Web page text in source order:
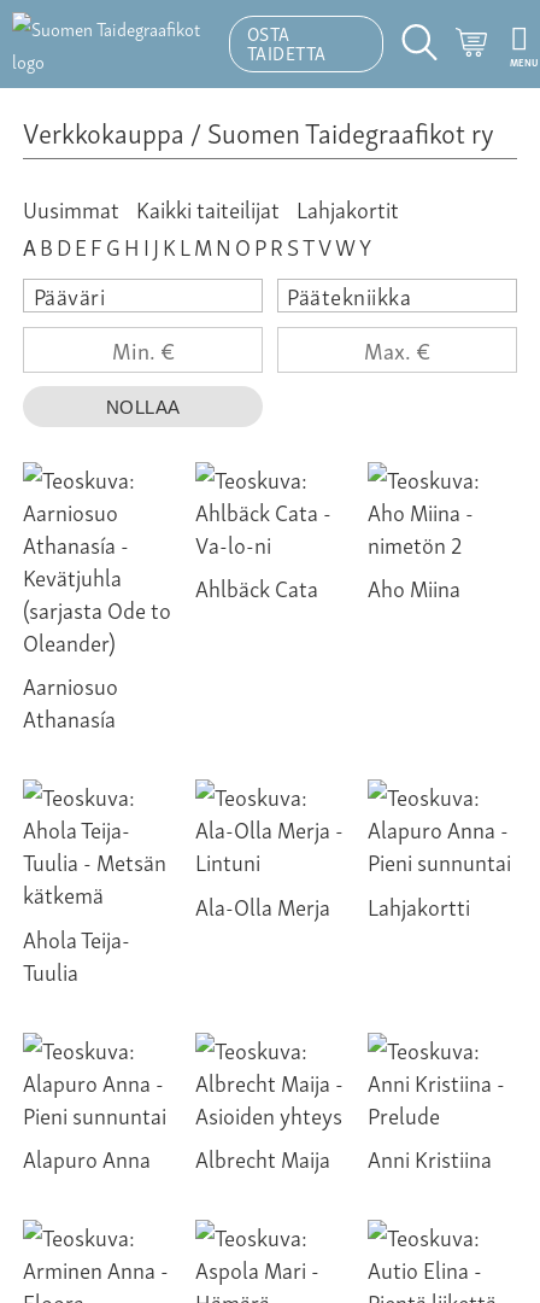
OSTA
TAIDETTA
Hakutoiminto
MENU
Verkkokauppa /Suomen Taidegraafikot ry
Uusimmat Kaikki taiteilijat Lahjakortit
ABDEFGHI JKLMNOPRSTVWY
Pääväri
Päätekniikka
€
€
NOLLAA
Aarniosuo
Athanasía
Ahlbäck Cata Aho Miina
Ahola Teija-
Tuulia
Ala-Olla Merja Lahjakortti
Alapuro Anna Albrecht Maija Anni Kristiina